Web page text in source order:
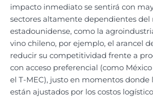
impacto inmediato se sentirá con
sectores altamente dependientes del
estadounidense, como la
vino chileno, por ejemplo, el arancel
reducir su competitividad frente a
con acceso preferencial (como
el T-MEC), justo en momentos donde
están ajustados por los costos